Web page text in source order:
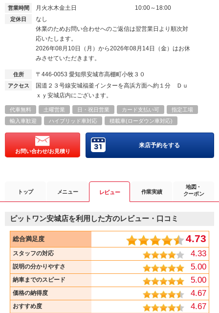
営業時間 月火水木金土日 10:00～18:00
定休日
なし
休業のためお問い合わせへのご返信は翌営業日より順次対
応いたします。
2026年08月10日（月）から2026年08月14日（金）はお休
みさせていただきます。
住所 〒446-0053 愛知県安城市高棚町小牧３０
アクセス
国道２３号線安城福釜インターを高浜方面へ約１分 Ｄｕ
ｘｙ安城店内にございます。
代車無料 土曜営業 日・祝日営業 カード支払い可
指定工場
輸入車歓迎
ハイブリッド車対応 積載車(ローダウン車対応)
お問い合わせ/お見積り
来店予約をする
トップ メニュー レビュー 作業実績
地図・
クーポン
ピットワン安城店を利用した方のレビュー・口コミ
総合満足度 4.73
スタッフの対応 4.33
説明の分かりやすさ 5.00
納車までのスピード 5.00
価格の納得度 4.67
おすすめ度 4.67